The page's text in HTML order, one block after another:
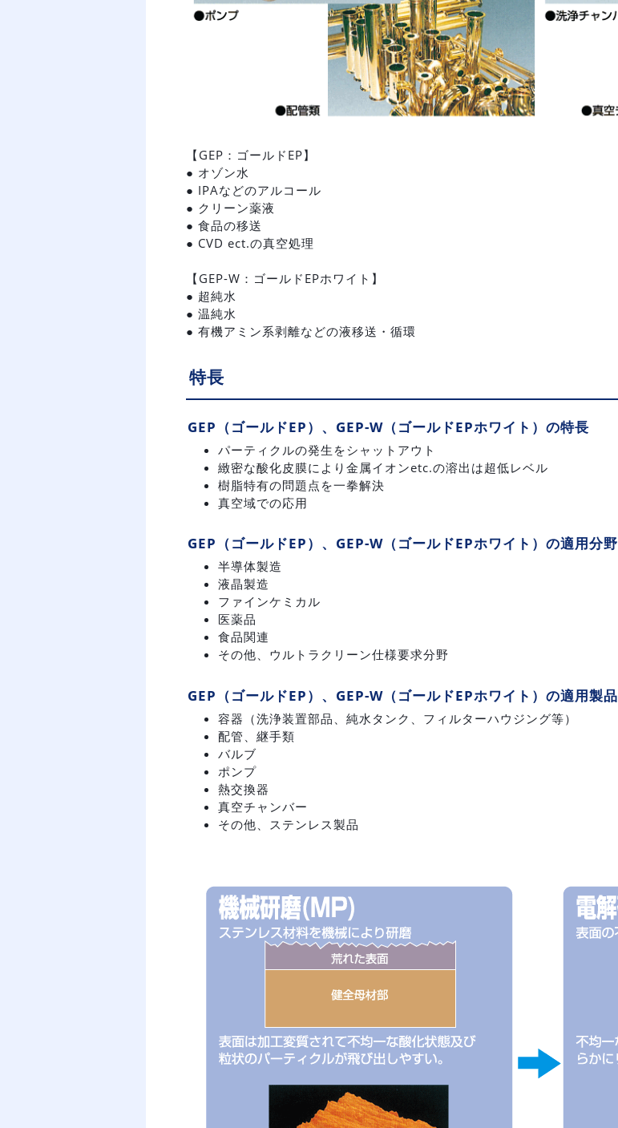
【GEP：ゴールドEP】
● オゾン水
● IPAなどのアルコール
● クリーン薬液
● 食品の移送
● CVD ect.の真空処理
【GEP-W：ゴールドEPホワイト】
● 超純水
● 温純水
● 有機アミン系剥離などの液移送・循環
特長
GEP（ゴールドEP）、GEP-W（ゴールドEPホワイト）の特長
パーティクルの発生をシャットアウト
緻密な酸化皮膜により金属イオンetc.の溶出は超低レベル
樹脂特有の問題点を一拳解決
真空域での応用
GEP（ゴールドEP）、GEP-W（ゴールドEPホワイト）の適用分野
半導体製造
液晶製造
ファインケミカル
医薬品
食品関連
その他、ウルトラクリーン仕様要求分野
GEP（ゴールドEP）、GEP-W（ゴールドEPホワイト）の適用製品
容器（洗浄装置部品、純水タンク、フィルターハウジング等）
配管、継手類
バルブ
ポンプ
熱交換器
真空チャンバー
その他、ステンレス製品